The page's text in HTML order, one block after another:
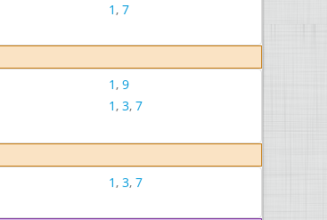
1, 7
1, 9
1, 3, 7
1, 3, 7